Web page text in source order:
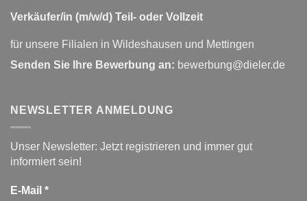
Verkäufer/in (m/w/d) Teil- oder Vollzeit
für unsere Filialen in Wildeshausen und Mettingen
Senden Sie Ihre Bewerbung an: bewerbung@dieler.de
NEWSLETTER ANMELDUNG
Unser Newsletter: Jetzt registrieren und immer gut
informiert sein!
E-Mail *